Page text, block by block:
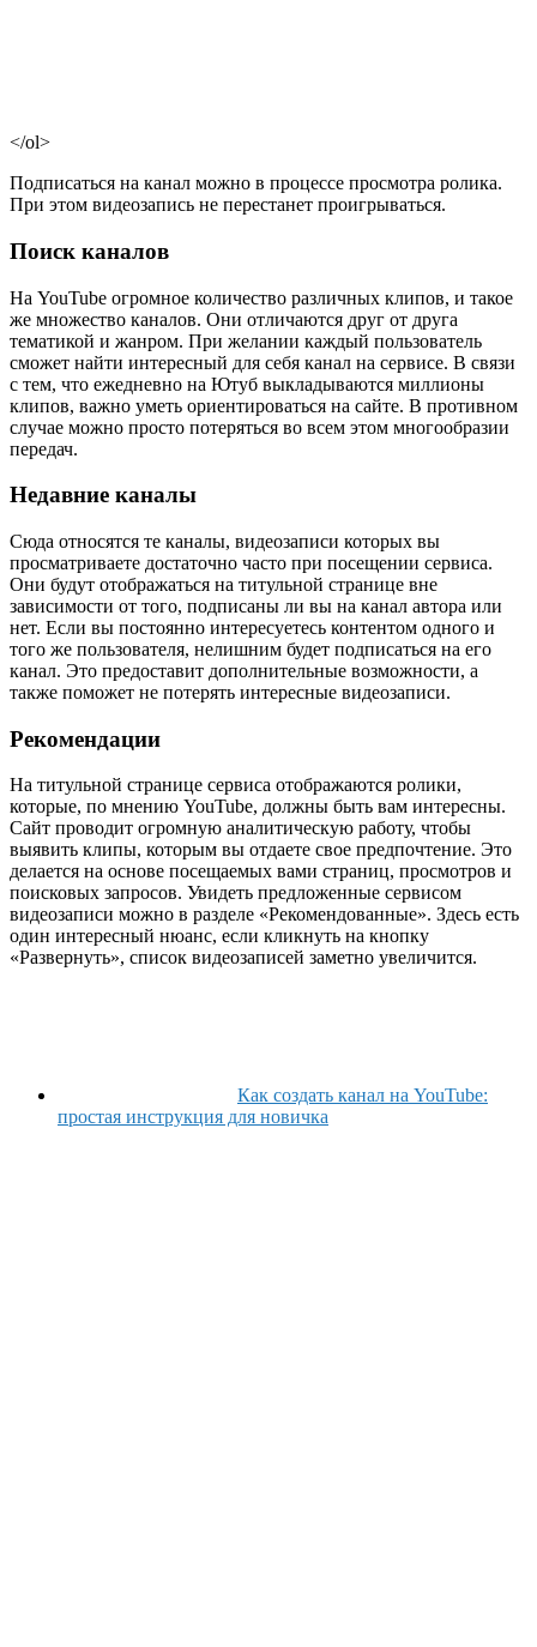
</ol>
Подписаться на канал можно в процессе просмотра ролика.
При этом видеозапись не перестанет проигрываться.
Поиск каналов
На YouTube огромное количество различных клипов, и такое
же множество каналов. Они отличаются друг от друга
тематикой и жанром. При желании каждый пользователь
сможет найти интересный для себя канал на сервисе. В связи
с тем, что ежедневно на Ютуб выкладываются миллионы
клипов, важно уметь ориентироваться на сайте. В противном
случае можно просто потеряться во всем этом многообразии
передач.
Недавние каналы
Сюда относятся те каналы, видеозаписи которых вы
просматриваете достаточно часто при посещении сервиса.
Они будут отображаться на титульной странице вне
зависимости от того, подписаны ли вы на канал автора или
нет. Если вы постоянно интересуетесь контентом одного и
того же пользователя, нелишним будет подписаться на его
канал. Это предоставит дополнительные возможности, а
также поможет не потерять интересные видеозаписи.
Рекомендации
На титульной странице сервиса отображаются ролики,
которые, по мнению YouTube, должны быть вам интересны.
Сайт проводит огромную аналитическую работу, чтобы
выявить клипы, которым вы отдаете свое предпочтение. Это
делается на основе посещаемых вами страниц, просмотров и
поисковых запросов. Увидеть предложенные сервисом
видеозаписи можно в разделе «Рекомендованные». Здесь есть
один интересный нюанс, если кликнуть на кнопку
«Развернуть», список видеозаписей заметно увеличится.
Как создать канал на YouTube:
простая инструкция для новичка